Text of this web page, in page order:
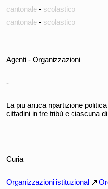
cantonale - scolastico
cantonale - scolastico
Agenti - Organizzazioni
-
La più antica ripartizione
cittadini in tre tribù e ciascuna
-
Curia
Organizzazioni istituzionali